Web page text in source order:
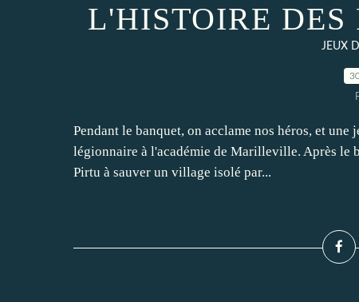
L'HISTOIRE
JEUX
Pendant le banquet, on acclame nos héros, et
légionnaire à l'académie de Marilleville. Après le
Pirtu à sauver un village isolé par...